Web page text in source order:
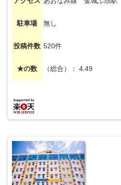
駐車場 無し
投稿件数 520件
★の数 （総合）： 4.49